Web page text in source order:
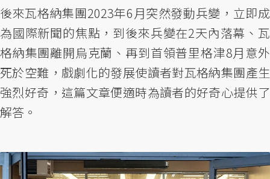
後來瓦格納集團2023年6月突然發動兵變，立即成
為國際新聞的焦點，到後來兵變在2天內落幕、瓦
格納集團離開烏克蘭、再到首領普里格津8月意外
死於空難，戲劇化的發展使讀者對瓦格納集團產生
強烈好奇，這篇文章便適時為讀者的好奇心提供了
解答。